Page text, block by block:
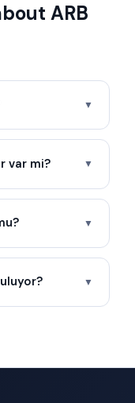
ARB
▼
var mi? ▼
▼
▼